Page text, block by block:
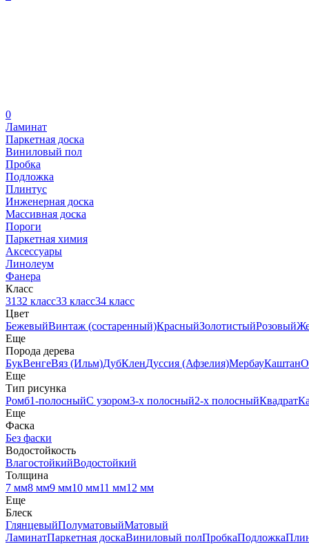
0
Ламинат
Паркетная доска
Виниловый пол
Пробка
Подложка
Плинтус
Инженерная доска
Массивная доска
Пороги
Паркетная химия
Аксессуары
Линолеум
Фанера
Класс
3132 класс33 класс34 класс
Цвет
БежевыйВинтаж (состаренный)КрасныйЗолотистыйРозовый
Еще
Порода дерева
БукВенгеВяз (Ильм)ДубКленДуссия (Афзелия)МербауКаштан
Еще
Тип рисунка
Ромб1-полосныйС узором3-х полосный2-х полосныйКвадрат
Еще
Фаска
Без фаски
Водостойкость
ВлагостойкийВодостойкий
Толщина
7 мм8 мм9 мм10 мм11 мм12 мм
Еще
Блеск
ГлянцевыйПолуматовыйМатовый
ЛаминатПаркетная доскаВиниловый полПробкаПодложка